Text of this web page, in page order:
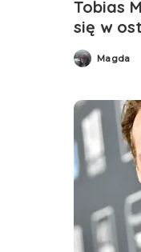
Tobias
się w
Posted
by
Magda